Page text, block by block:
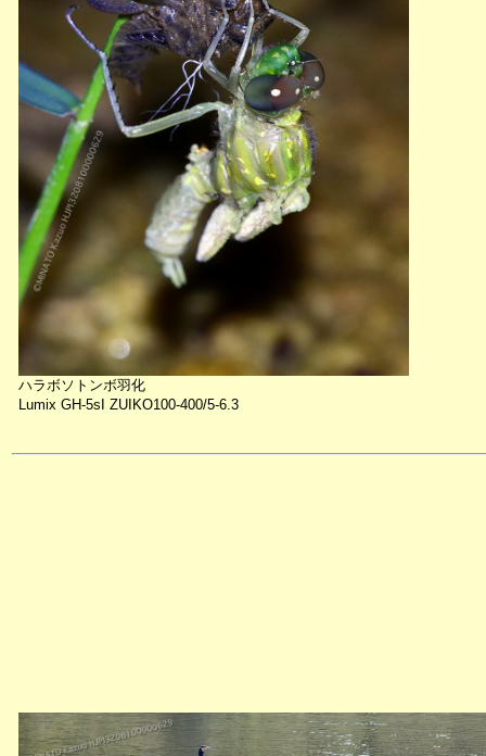
ハラボソトンボ羽化
Lumix GH-5sI ZUIKO100-400/5-6.3